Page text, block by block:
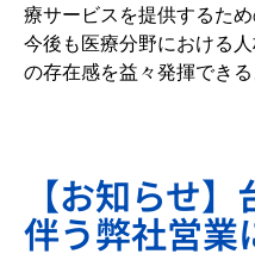
療サービスを提供するた
今後も医療分野における
の存在感を益々発揮でき
【お知らせ
伴う弊社営業